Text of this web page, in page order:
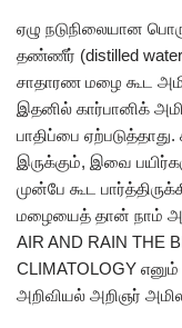
ஏழு நடுநிலையான
தண்ணீர் (distilled
சாதாரண மழை கூட
இதனில் கார்பானிக்
பாதிப்பை
இருக்கும், இவை
முன்பே கூட
மழையைத் தான் நாம்
AIR AND RAIN THE
CLIMATOLOGY
அறிவியல் அறிஞர் அமில